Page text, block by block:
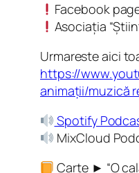
Facebook
Asociația
Urmareste aici
https://
animații/muzică
Spotify
MixCloud
Carte ► “O